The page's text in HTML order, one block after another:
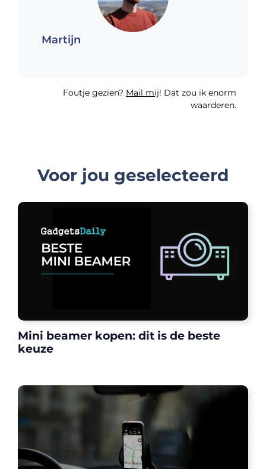
Martijn
Foutje gezien? Mail mij! Dat zou ik enorm
waarderen.
Voor jou geselecteerd
Mini beamer kopen: dit is de beste
keuze